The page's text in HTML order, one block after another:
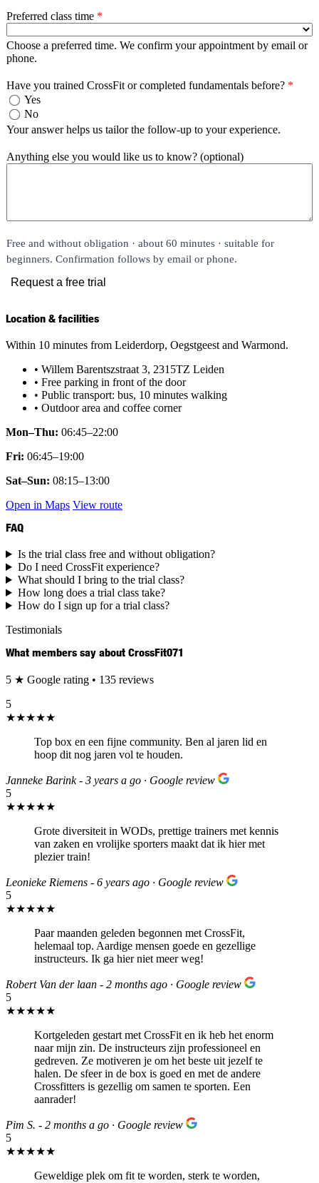
Location & facilities
Within 10 minutes from Leiderdorp, Oegstgeest and Warmond.
• Willem Barentszstraat 3, 2315TZ Leiden
• Free parking in front of the door
• Public transport: bus, 10 minutes walking
• Outdoor area and coffee corner
Mon–Thu: 06:45–22:00
Fri: 06:45–19:00
Sat–Sun: 08:15–13:00
Open in Maps View route
FAQ
Is the trial class free and without obligation?
Do I need CrossFit experience?
What should I bring to the trial class?
How long does a trial class take?
How do I sign up for a trial class?
Testimonials
What members say about CrossFit071
5 ★ Google rating • 135 reviews
5
★★★★★
Top box en een fijne community. Ben al jaren lid en
hoop dit nog jaren vol te houden.
Janneke Barink - 3 years a go · Google review
5
★★★★★
Grote diversiteit in WODs, prettige trainers met kennis
van zaken en vrolijke sporters maakt dat ik hier met
plezier train!
Leonieke Riemens - 6 years ago · Google review
5
★★★★★
Paar maanden geleden begonnen met CrossFit,
helemaal top. Aardige mensen goede en gezellige
instructeurs. Ik ga hier niet meer weg!
Robert Van der laan - 2 months ago · Google review
5
★★★★★
Kortgeleden gestart met CrossFit en ik heb het enorm
naar mijn zin. De instructeurs zijn professioneel en
gedreven. Ze motiveren je om het beste uit jezelf te
halen. De sfeer in de box is goed en met de andere
Crossfitters is gezellig om samen te sporten. Een
aanrader!
Pim S. - 2 months a go · Google review
5
★★★★★
Geweldige plek om fit te worden, sterk te worden,